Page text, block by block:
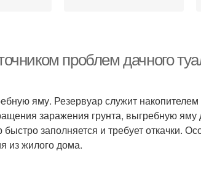
Нормы для
стандартных туалетов
проблем дачного
яму. Резервуар служит
заражения грунта, выгребную яму
заполняется и требует откачки.
из жилого дома.